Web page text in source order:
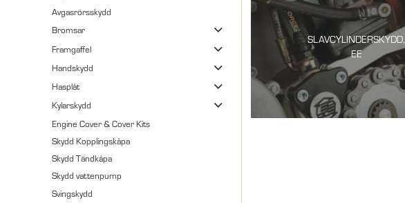
Avgasrörsskydd
Bromsar
Framgaffel
Handskydd
Hasplåt
Kylarskydd
Engine Cover & Cover Kits
Skydd Kopplingskåpa
Skydd Tändkåpa
Skydd vattenpump
Svingskydd
SLAVCYLINDERSKYDD,
EE